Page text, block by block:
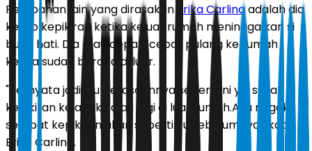
Perubahan lain yang dirasakan Erika Carlinaadalah dia
kerap kepikiran ketika keluar rumah meninggalkan si
buah hati. Dia mau cepat-cepat pulang ke rumah
ketika sudah berada di luar.
"Ternyata jadi ibu perasaannya seperti ini ya, suka
kepikiran ke anak kalau lagi di luar rumah.Aku nggak
sempat kepikiran akan seperti itu sebelumnya," kata
Erika Carlina.